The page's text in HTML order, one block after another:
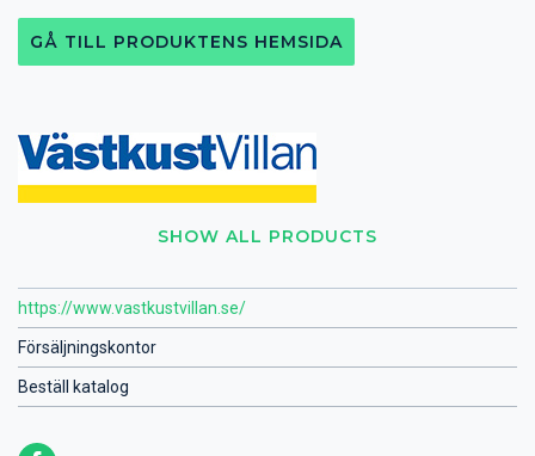
SHOW ALL PRODUCTS
https://www.vastkustvillan.se/
Försäljningskontor
Beställ katalog
GÅ TILL PRODUKTENS HEMSIDA